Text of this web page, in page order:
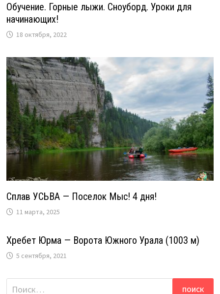
Обучение. Горные лыжи. Сноуборд. Уроки для
начинающих!
18 октября, 2022
Сплав УСЬВА — Поселок Мыс! 4 дня!
11 марта, 2025
Хребет Юрма — Ворота Южного Урала (1003 м)
5 сентября, 2021
Найти: